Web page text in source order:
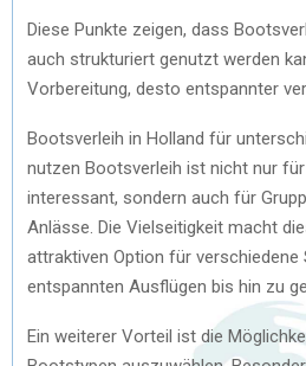
Diese Punkte zeigen, dass
auch strukturiert genutzt werden
Vorbereitung, desto entspannter
Bootsverleih in Holland für
nutzen Bootsverleih ist nicht nur
interessant, sondern auch für
Anlässe. Die Vielseitigkeit macht
attraktiven Option für verschiedene
entspannten Ausflügen bis hin zu
Ein weiterer Vorteil ist die